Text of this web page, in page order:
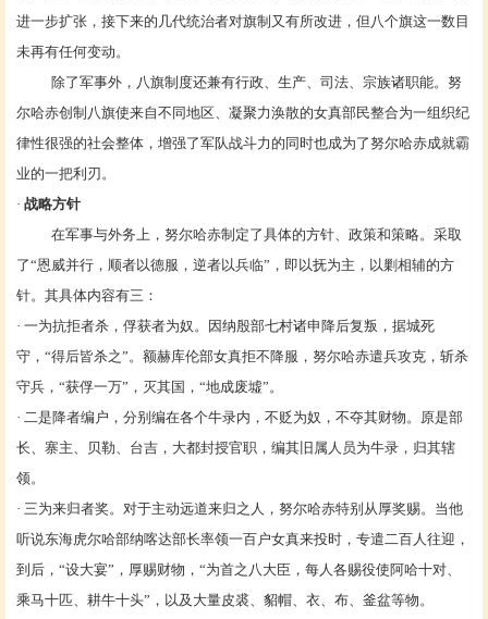
进一步扩张，接下来的几代统治者对旗制又有所改进，但八个旗这一数目
未再有任何变动。
除了军事外，八旗制度还兼有行政、生产、司法、宗族诸职能。努
尔哈赤创制八旗使来自不同地区、凝聚力涣散的女真部民整合为一组织纪
律性很强的社会整体，增强了军队战斗力的同时也成为了努尔哈赤成就霸
业的一把利刃。
· 战略方针
在军事与外务上，努尔哈赤制定了具体的方针、政策和策略。采取
了“恩威并行，顺者以德服，逆者以兵临”，即以抚为主，以剿相辅的方
针。其具体内容有三：
· 一为抗拒者杀，俘获者为奴。因纳殷部七村诸申降后复叛，据城死
守，“得后皆杀之”。额赫库伦部女真拒不降服，努尔哈赤遣兵攻克，斩杀
守兵，“获俘一万”，灭其国，“地成废墟”。
· 二是降者编户，分别编在各个牛录内，不贬为奴，不夺其财物。原是部
长、寨主、
贝勒 、台吉，大都封授官职，编其旧属人员为牛录，归其辖
领。
· 三为来归者奖。对于主动远道来归之人，努尔哈赤特别从厚奖赐。当他
听说东海虎尔哈部纳喀达部长率领一百户女真来投时，专遣二百人往迎，
到后，“设大宴”，厚赐财物，“为首之八大臣，每人各赐役使阿哈十对、
乘马十匹、耕牛十头”，以及大量皮裘、貂帽、衣、布、釜盆等物。